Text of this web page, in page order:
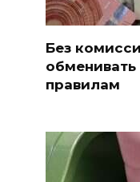
Без
правилам